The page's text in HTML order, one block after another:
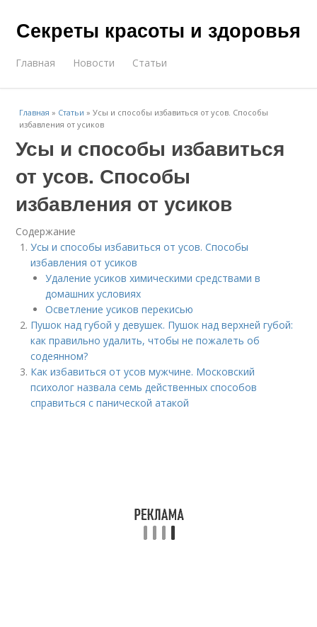
Секреты красоты и здоровья
Главная Новости Статьи
Главная » Статьи »Усы и способы избавиться от усов. Способы
избавления от усиков
Усы и способы избавиться
от усов. Способы
избавления от усиков
Содержание
Усы и способы избавиться от усов. Способы
избавления от усиков
Удаление усиков химическими средствами в
домашних условиях
Осветление усиков перекисью
Пушок над губой у девушек. Пушок над верхней губой:
как правильно удалить, чтобы не пожалеть об
содеянном?
Как избавиться от усов мужчине. Московский
психолог назвала семь действенных способов
справиться с панической атакой